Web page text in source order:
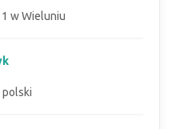
1 w Wieluniu
polski